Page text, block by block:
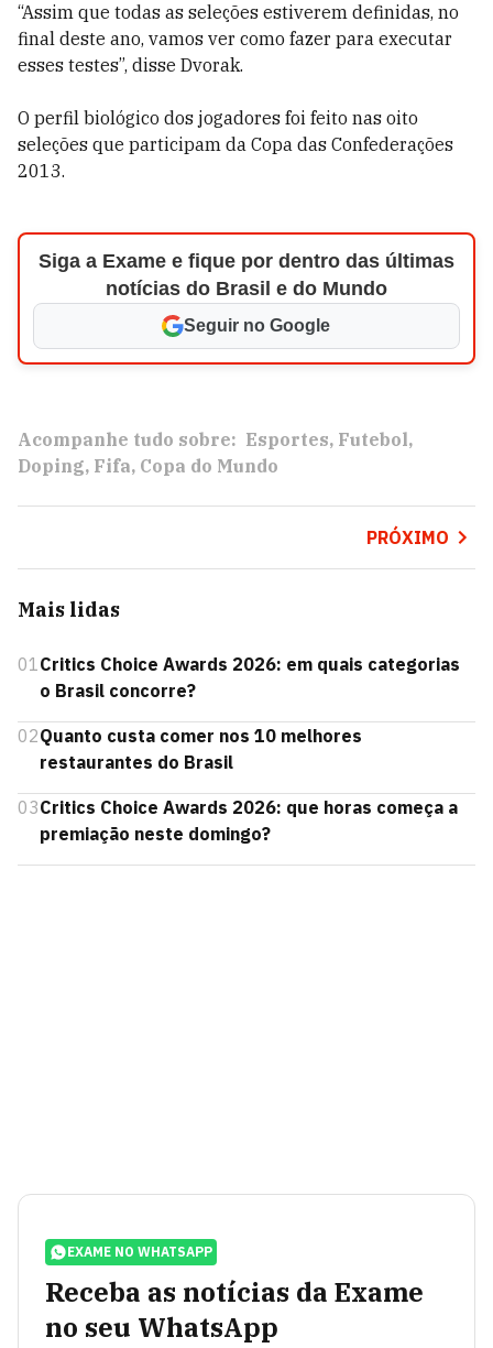
“Assim que todas as seleções estiverem definidas, no
final deste ano, vamos ver como fazer para executar
esses testes”, disse Dvorak.
O perfil biológico dos jogadores foi feito nas oito
seleções que participam da Copa das Confederações
2013.
Siga a Exame e fique por dentro das últimas
notícias do Brasil e do Mundo
Seguir no Google
Acompanhe tudo sobre: Esportes Futebol
Doping Fifa Copa do Mundo
PRÓXIMO
Mais lidas
01Critics Choice Awards 2026: em quais categorias
o Brasil concorre?
02Quanto custa comer nos 10 melhores
restaurantes do Brasil
03Critics Choice Awards 2026: que horas começa a
premiação neste domingo?
EXAME NO WHATSAPP
Receba as notícias da Exame
no seu WhatsApp